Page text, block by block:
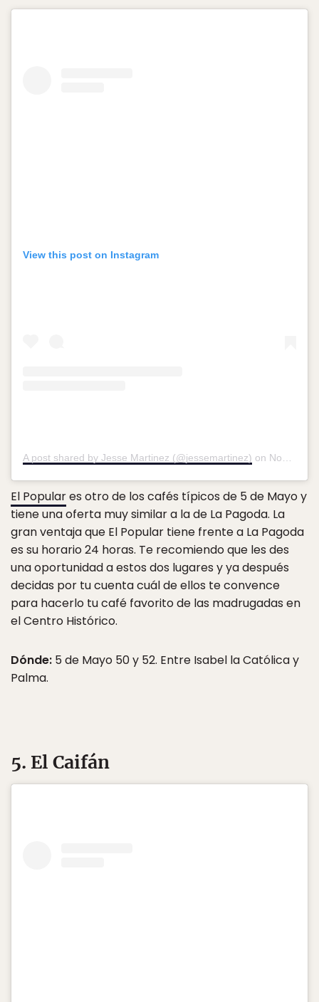
View this post on Instagram
A post shared by Jesse Martinez (@jessemartinez) on Nov 3, 2012 at 9:12am PDT
El Populares otro de los cafés típicos de 5 de Mayo y
tiene una oferta muy similar a la de La Pagoda. La
gran ventaja que El Popular tiene frente a La Pagoda
es su horario 24 horas. Te recomiendo que les des
una oportunidad a estos dos lugares y ya después
decidas por tu cuenta cuál de ellos te convence
para hacerlo tu café favorito de las madrugadas en
el Centro Histórico.
Dónde: 5 de Mayo 50 y 52. Entre Isabel la Católica y
Palma.
5. El Caifán